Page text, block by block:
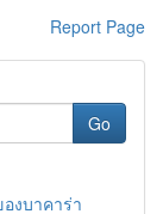
Report Page
Go
งบาคาร่า